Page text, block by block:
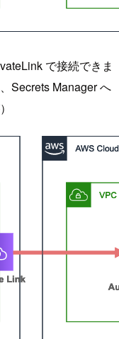
で接続できま
Secrets Manager へ